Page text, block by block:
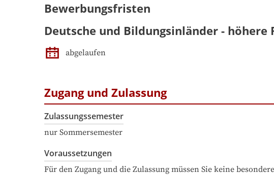
Bewerbungsfristen
Deutsche und Bildungsinländer - höhere
abgelaufen
Zugang und Zulassung
Zulassungssemester
nur Sommersemester
Voraussetzungen
Für den Zugang und die Zulassung müssen Sie keine